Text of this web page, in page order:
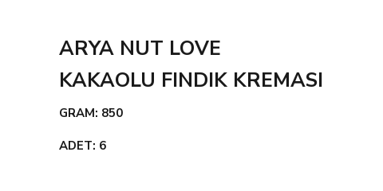
ARYA NUT LOVE
KAKAOLU FINDIK KREMASI
GRAM: 850
ADET: 6